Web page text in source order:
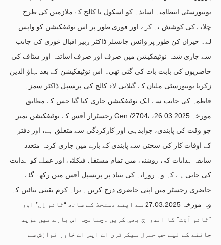
یونیورسٹی انتظامیہ اساتذہ کو اسکول یا کالج کے ملازمین کی طرح
چلانے کی کوشش نہ کرے اور فوری طور پر اس نوٹیفکیشن کو واپس
لے۔ حیران کن طور پر وائس چانسلر ڈاکٹر زبیر اقبال غوری کی جانب
سے جاری شدہ نوٹیفکیشن میں صرف اور صرف اساتذہ اور سٹاف کی
حاضریوں کی بابت بات کی گئی تھی۔ اس نوٹیفکیشن کے بعد بہاؤ الدین
زکریا یونیورسٹی ملتان کے گیلانی لاء کالج کی پرنسپل ڈاکٹر سمزہ
فاطمہ کی جانب سے ایک نوٹیفکیشن جاری کیا گیا جس کے مطابق
رجسٹرار آفس کے نوٹیفکیشن نمبر Gen./2704، مورخہ 26.03.2025،
جو وقت کی پابندی، جوابدہی اور کارکردگی سے متعلق ہے، اور دفتر
کے اوقات کار کی سختی سے پابندی کے بارے میں جاری کردہ متعدد
سابقہ ہدایات کی روشنی میں تمام مستقل فیکلٹی اور عملے کو ہدایت
کی جاتی ہے کہ وہ روزانہ کی بنیاد پر پرنسپل آفس میں رکھے گئے
حاضری رجسٹر میں اپنی حاضری درج کریں۔ براہ کرم یقینی بنائیں کہ
وہ مورخہ 27.03.2025 سے اپنے دستخط کے ساتھ “ٹائم اِن” اور
“ٹائم آؤٹ” کا اندراج بھی کریں ۔چنانچہ اس بارے میں مزید
جاننے کے لیے جب جنرل سیکرٹری اے ایس اے خاور نوازش سے